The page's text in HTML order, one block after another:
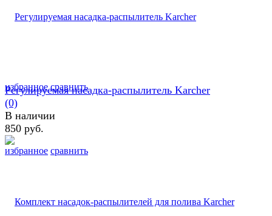
избранное сравнить
избранное сравнить
Регулируемая насадка-распылитель Karcher
(0)
В наличии
850 руб.